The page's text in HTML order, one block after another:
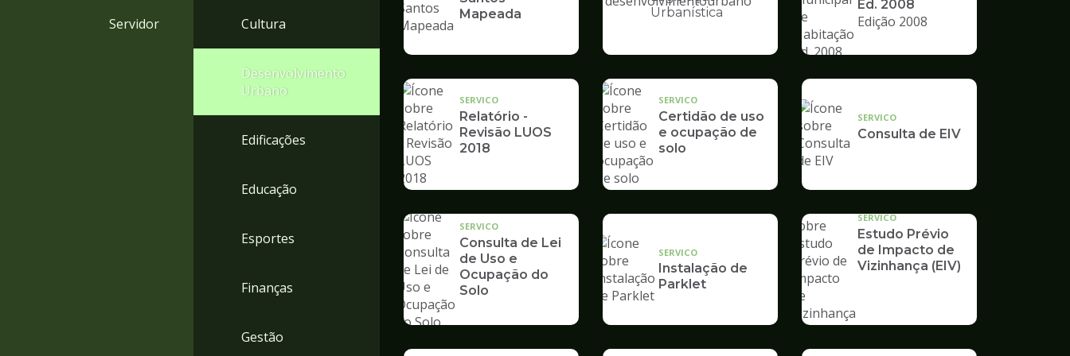
Servidor Cultura
Desenvolvimento
Urbano
Edificações
Educação
Esportes
Finanças
Gestão
Mapeada
Ilustração
de
Desenvolvimento
Urbano
Urbanística
Ed. 2008
Edição 2008
SERVICO
Relatório -
Revisão LUOS
2018
SERVICO
Certidão de uso
e ocupação de
solo
SERVICO
Consulta de EIV
SERVICO
Consulta de Lei
de Uso e
Ocupação do
Solo
SERVICO
Instalação de
Parklet
SERVICO
Estudo Prévio
de Impacto de
Vizinhança (EIV)